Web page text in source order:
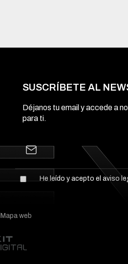
SUSCRÍBETE AL
Déjanos tu email y accede a
para ti.
He leído y acepto elaviso
Mapa web